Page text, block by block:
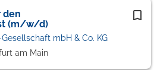
den
(m/w/d)
mbH & Co. KG
am Main